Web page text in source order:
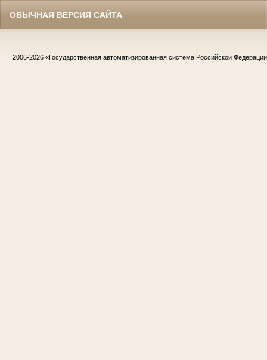
ОБЫЧНАЯ ВЕРСИЯ САЙТА
2006-2026 «Государственная автоматизированная система Российской